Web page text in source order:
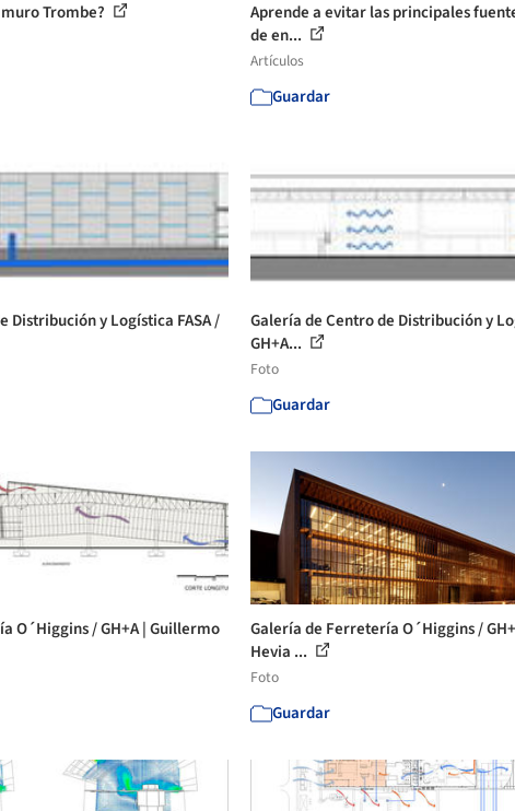
Trombe?
Aprende a evitar las principales
de en...
Artículos
Guardar
Distribución y Logística FASA /
Galería de Centro de Distribución y
GH+A...
Foto
Guardar
O´Higgins / GH+A | Guillermo
Galería de Ferretería O´Higgins /
Hevia ...
Foto
Guardar